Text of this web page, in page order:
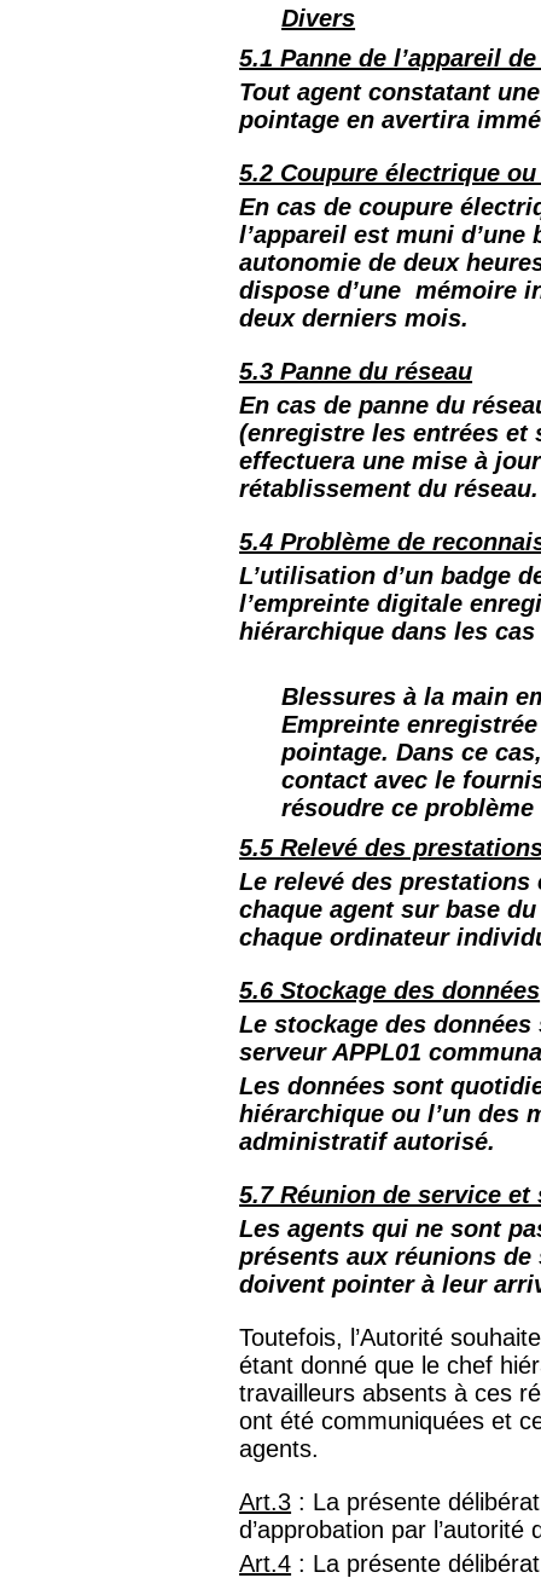
Divers
5.1 Panne de l’appareil
Tout agent constatant
pointage en avertira
5.2 Coupure électrique
En cas de coupure
l’appareil est muni d’une
autonomie de deux
dispose d’une mémoire
deux derniers mois.
5.3 Panne du réseau
En cas de panne du
(enregistre les entrées
effectuera une mise à
rétablissement du réseau.
5.4 Problème de
L’utilisation d’un badge
l’empreinte digitale
hiérarchique dans les
Blessures à la main
Empreinte
pointage. Dans ce
contact avec le
résoudre ce
5.5 Relevédes
Le relevé des
chaque agent sur base
chaque ordinateur
5.6 Stockage des données
Le stockage des
serveur APPL01
Les données sont
hiérarchique ou l’un des
administratif autorisé.
5.7 Réunion de service et
Les agents qui ne sont
présents aux réunions
doivent pointer à leur
Toutefois, l’Autorité
étant donné que le chef
travailleurs absents à ces
ont été communiquées et
agents.
Art.3 : La présente
d’approbation par l’autorité
Art.4 : La présente